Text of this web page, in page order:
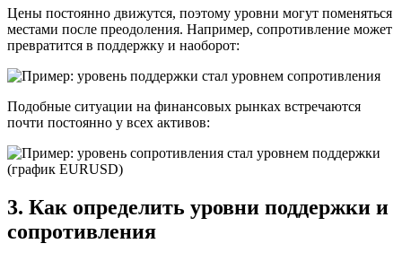
Цены постоянно движутся, поэтому уровни могут поменяться
местами после преодоления. Например, сопротивление может
превратится в поддержку и наоборот:
Подобные ситуации на финансовых рынках встречаются
почти постоянно у всех активов:
3. Как определить уровни поддержки и
сопротивления